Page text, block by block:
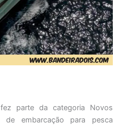
parte da categoria Novos
embarcação para pesca